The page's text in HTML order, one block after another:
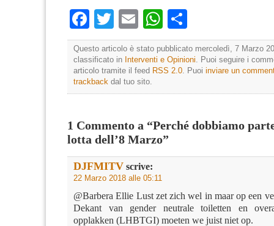
Facebook
TwitterEmailWhatsApp
Questo articolo è stato pubblicato mercoledì, 7 Marzo
classificato in Interventi e Opinioni. Puoi seguire i
articolo tramite il feed RSS 2.0. Puoi inviare un
trackback dal tuo sito.
1 Commento a “Perché dobbiamo
lotta dell’8 Marzo”
DJFMITV scrive:
22 Marzo 2018 alle 05:11
@Barbera Ellie Lust zet zich wel in maar op een
Dekant van gender neutrale toiletten en
opplakken (LHBTGI) moeten we juist niet op.